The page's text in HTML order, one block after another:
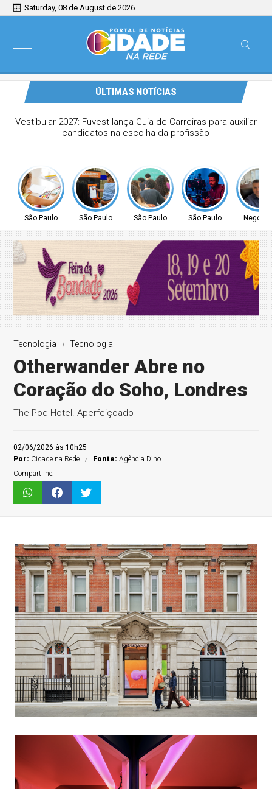
Saturday, 08 de August de 2026
ÚLTIMAS NOTÍCIAS
Vestibular 2027: Fuvest lança Guia de Carreiras para auxiliar
candidatos na escolha da profissão
São Paulo São Paulo São Paulo São Paulo
Tecnologia Tecnologia
Otherwander Abre no
Coração do Soho, Londres
The Pod Hotel. Aperfeiçoado
02/06/2026 às 10h25
Por: Cidade na Rede Fonte:Agência Dino
Compartilhe: